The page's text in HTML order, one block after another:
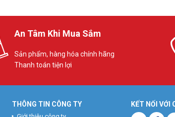
An Tâm Khi Mua Sắm
Sản phẩm, hàng hóa chính hãng
Thanh toán tiện lợi
KẾT NỐI VỚI
THÔNG TIN CÔNG TY